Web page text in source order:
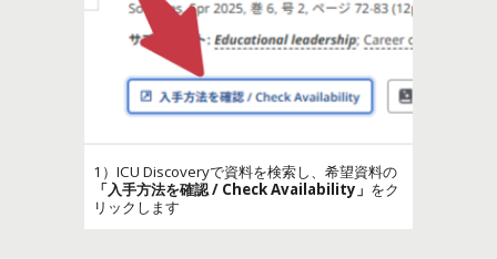
1）ICU Discoveryで資料を検索し、希望資料の
「入手方法を確認 / Check Availability」 をク
リックします